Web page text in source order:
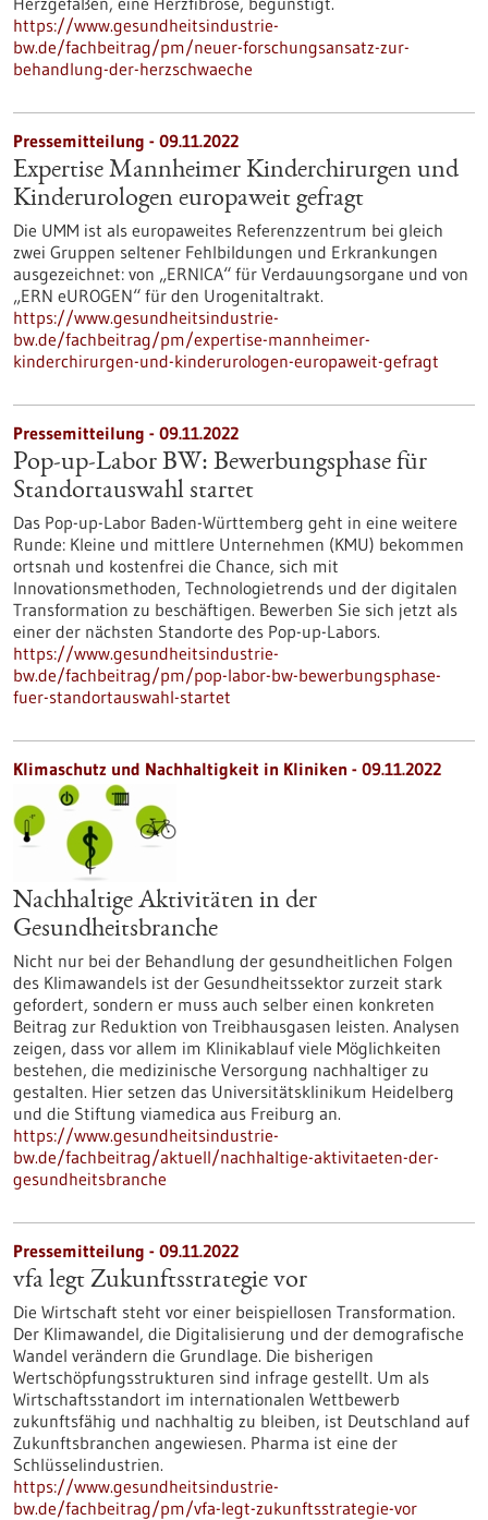
https://www.gesundheitsindustrie-
bw.de/fachbeitrag/pm/neuer-forschungsansatz-zur-
behandlung-der-herzschwaeche
Pressemitteilung - 09.11.2022
Expertise Mannheimer Kinderchirurgen und
Kinderurologen europaweit gefragt
Die UMM ist als europaweites Referenzzentrum bei gleich
zwei Gruppen seltener Fehlbildungen und Erkrankungen
ausgezeichnet: von „ERNICA“ für Verdauungsorgane und von
„ERN eUROGEN“ für den Urogenitaltrakt.
https://www.gesundheitsindustrie-
bw.de/fachbeitrag/pm/expertise-mannheimer-
kinderchirurgen-und-kinderurologen-europaweit-gefragt
Pressemitteilung - 09.11.2022
Pop-up-Labor BW: Bewerbungsphase für
Standortauswahl startet
Das Pop-up-Labor Baden-Württemberg geht in eine weitere
Runde: Kleine und mittlere Unternehmen (KMU) bekommen
ortsnah und kostenfrei die Chance, sich mit
Innovationsmethoden, Technologietrends und der digitalen
Transformation zu beschäftigen. Bewerben Sie sich jetzt als
einer der nächsten Standorte des Pop-up-Labors.
https://www.gesundheitsindustrie-
bw.de/fachbeitrag/pm/pop-labor-bw-bewerbungsphase-
fuer-standortauswahl-startet
Klimaschutz und Nachhaltigkeit in Kliniken - 09.11.2022
Nachhaltige Aktivitäten in der
Gesundheitsbranche
Nicht nur bei der Behandlung der gesundheitlichen Folgen
des Klimawandels ist der Gesundheitssektor zurzeit stark
gefordert, sondern er muss auch selber einen konkreten
Beitrag zur Reduktion von Treibhausgasen leisten. Analysen
zeigen, dass vor allem im Klinikablauf viele Möglichkeiten
bestehen, die medizinische Versorgung nachhaltiger zu
gestalten. Hier setzen das Universitätsklinikum Heidelberg
und die Stiftung viamedica aus Freiburg an.
https://www.gesundheitsindustrie-
bw.de/fachbeitrag/aktuell/nachhaltige-aktivitaeten-der-
gesundheitsbranche
Pressemitteilung - 09.11.2022
vfa legt Zukunftsstrategie vor
Die Wirtschaft steht vor einer beispiellosen Transformation.
Der Klimawandel, die Digitalisierung und der demografische
Wandel verändern die Grundlage. Die bisherigen
Wertschöpfungsstrukturen sind infrage gestellt. Um als
Wirtschaftsstandort im internationalen Wettbewerb
zukunftsfähig und nachhaltig zu bleiben, ist Deutschland auf
Zukunftsbranchen angewiesen. Pharma ist eine der
Schlüsselindustrien.
https://www.gesundheitsindustrie-
bw.de/fachbeitrag/pm/vfa-legt-zukunftsstrategie-vor